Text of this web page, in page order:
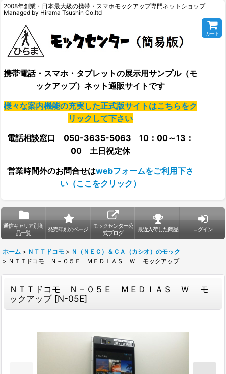
2008年創業・日本最大級の携帯・スマホモックアップ専門ネットショップ
Managed by Hirama Tsushin Co.ltd
携帯電話・スマホ・タブレットの展示用サンプル（モ
ックアップ）ネット通販サイトです
様々な案内機能の充実した正式版サイトはこちらをク
リックして下さい
電話相談窓口 050-3635-5063 10：00～13：
00 土日祝定休
営業時間外のお問合せはwebフォームをご利用下さ
い（ここをクリック）
カート
通信キャリア別商
品一覧
発売年別のページ
モックセンター公
式ブログ
最近入荷した商品 ログイン
ホーム > ＮＴＴドコモ > Ｎ（ＮＥＣ）＆ＣＡ（カシオ）のモック
> ＮＴＴドコモ Ｎ－０５Ｅ ＭＥＤＩＡＳ Ｗ モックアップ
ＮＴＴドコモ Ｎ－０５Ｅ ＭＥＤＩＡＳ Ｗ モ
ックアップ [N-05E]